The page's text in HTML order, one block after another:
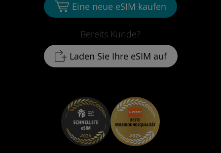
Bereits Kunde?
Laden Sie Ihre eSIM auf
Eine neue eSIM kaufen